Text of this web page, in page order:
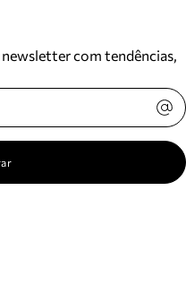
newsletter com tendências,